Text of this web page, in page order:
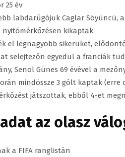
25 év
labdarúgójuk Caglar Söyüncü,
nyitómérkőzésen kikaptak
el legnagyobb sikerüket,
selejtezőn egyedül a franciák
Senol Günes 69 évével a
mindössze 3 gólt kaptak (erre
játszottak, ebből 4-et
az olasz
a FIFA ranglistán